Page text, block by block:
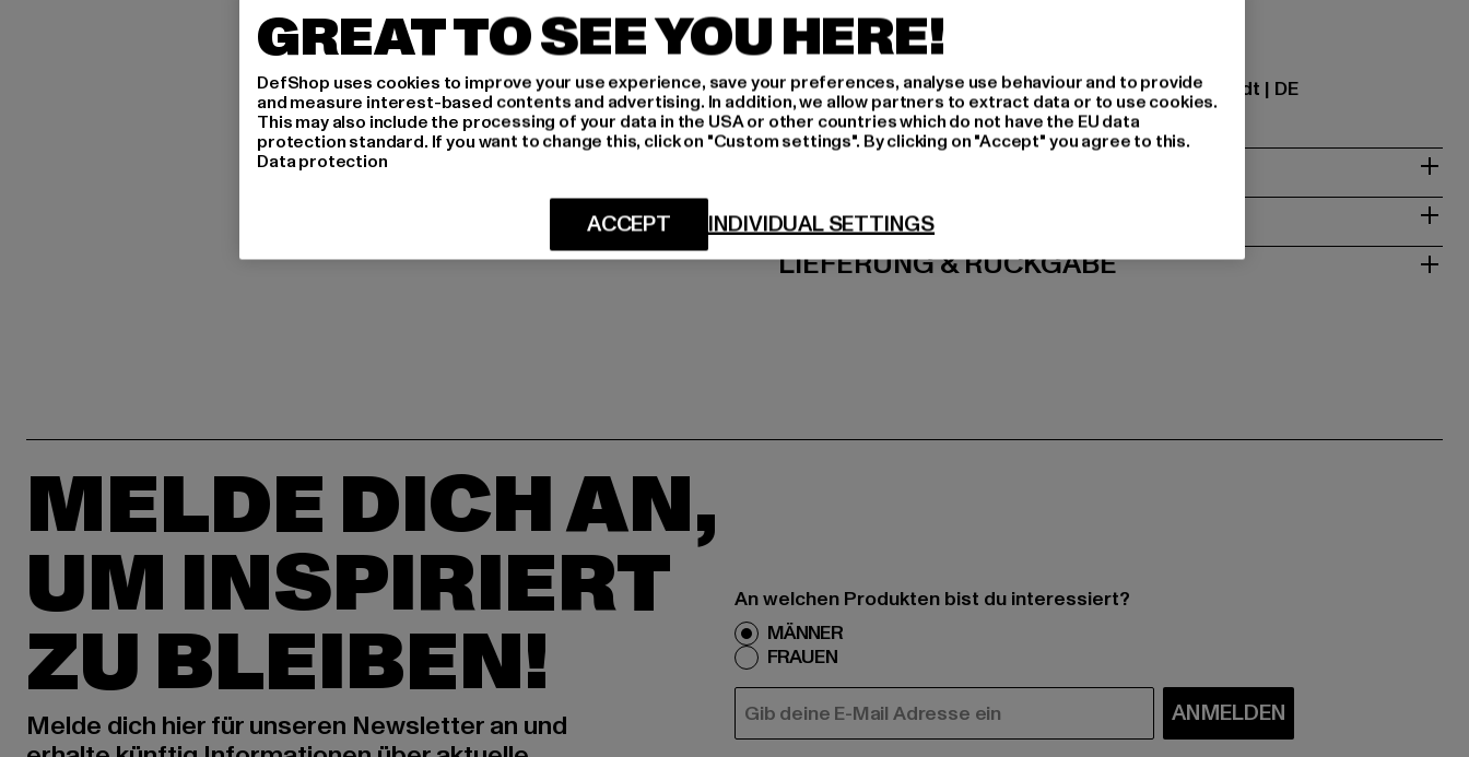
Hersteller: TB International GmbH |
Dr.-Robert-Murjahn-Straße 7 | 64372 Ober-Ramstadt | DE
PFLEGEHINWEISE
LIEFERUNG & RÜCKGABE
MELDE DICH AN,
UM INSPIRIERT
ZU BLEIBEN!
Melde dich hier für unseren Newsletter an und
An welchen Produkten bist du interessiert?
MÄNNER
FRAUEN
E-MAIL ANMELDEN
GREAT TO SEE YOU HERE!
DefShop uses cookies to improve your use experience, save your preferences, analyse use behaviour and to provide
and measure interest-based contents and advertising. In addition, we allow partners to extract data or to use cookies.
This may also include the processing of your data in the USA or other countries which do not have the EU data
protection standard. If you want to change this, click on "Custom settings". By clicking on "Accept" you agree to this.
Data protection
INDIVIDUAL SETTINGS
ACCEPT